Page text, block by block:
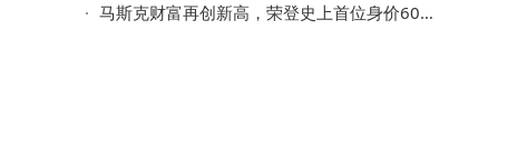
马斯克财富再创新高，荣登史上首位身价6000亿美元富豪宝座